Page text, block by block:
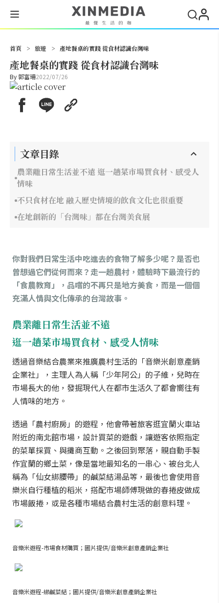
首頁 > 旅遊 > 產地餐桌的實踐 從食材認識台灣味
產地餐桌的實踐 從食材認識台灣味
By郭富珊2022/07/26
文章目錄
農業離日常生活並不遠 逛一趟菜市場買食材、感受人
情味
不只食材在地 融入歷史情境的飲食文化也很重要
在地創新的「台灣味」都在台灣美食展
你對我們日常生活中吃進去的食物了解多少呢？是否也
曾想過它們從何而來？走一趟農村，體驗時下最流行的
「食農教育」，品嚐的不再只是地方美食，而是一個個
充滿人情與文化傳承的台灣故事。
農業離日常生活並不遠
逛一趟菜市場買食材、感受人情味
透過音樂結合農業來推廣農村生活的「音樂米創意產銷
企業社」，主理人為人稱「少年阿公」的子維，兒時在
市場長大的他，發掘現代人在都市生活久了都會嚮往有
人情味的地方。
透過「農村廚房」的遊程，他會帶著旅客逛宜蘭火車站
附近的南北館市場，設計買菜的遊戲，讓遊客依照指定
的菜單採買、與攤商互動。之後回到聚落，親自動手製
作宜蘭的鄉土菜，像是當地最知名的一串心、被台北人
稱為「仙女綁腰帶」的鹹菜結湯品等，最後也會使用音
樂米自行種植的稻米，搭配市場師傅現做的春捲皮做成
市場飯捲，或是各種市場結合農村生活的創意料理。
音樂米遊程-市場食材購買；圖片提供/音樂米創意產銷企業社
音樂米遊程-綁鹹菜結；圖片提供/音樂米創意產銷企業社